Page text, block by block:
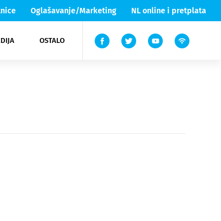
Oglašavanje/Marketing NL online i pretplata
OSTALO
Lika & Senj
TV